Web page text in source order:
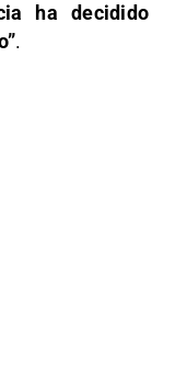
ha decidido
.